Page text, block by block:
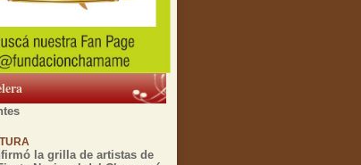
TRANSCURRE EL
DEL CHAMAMÉ
actividades culturales
con el Chamamé se
esta semana en
la grilla de artistas de
Nacional del Chamamé